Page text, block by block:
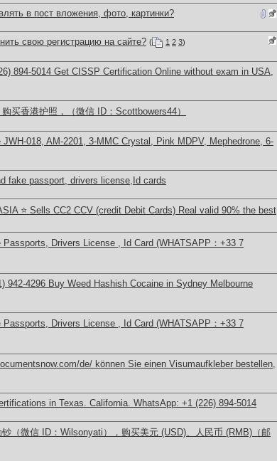
в пост вложения, фото, картинки?
свою регистрацию на сайте? ( 1 2 3)
894-5014​ Get CISSP Certification Online without exam in USA,
买香港护照，（微信 ID：Scottbowers44）
018, AM-2201, 3-MMC Crystal, Pink MDPV, Mephedrone, 6-
fake passport, drivers license,Id cards
⭐️ Sells CC2 CCV (credit Debit Cards) Real valid 90% the best
Passports, Drivers License , Id Card (WHATSAPP：+33 7
942-4296 Buy Weed Hashish Cocaine in Sydney Melbourne
Passports, Drivers License , Id Card (WHATSAPP：+33 7
de/ können Sie einen Visumaufkleber bestellen,
in Texas. California. WhatsApp: +1 (226) 894-5014
（微信 ID：Wilsonyati），购买美元 (USD)、人民币 (RMB)（邮